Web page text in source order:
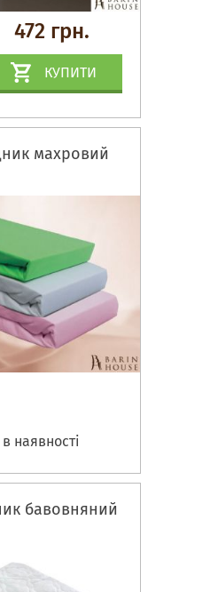
472 грн.
КУПИТИ
махровий
наявності
бавовняний